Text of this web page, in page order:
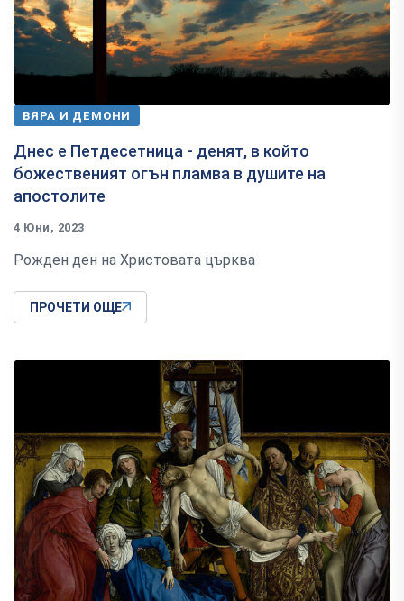
ВЯРА И ДЕМОНИ
Днес е Петдесетница - денят, в който
божественият огън пламва в душите на
апостолите
4 Юни, 2023
Рожден ден на Христовата църква
ПРОЧЕТИ ОЩЕ